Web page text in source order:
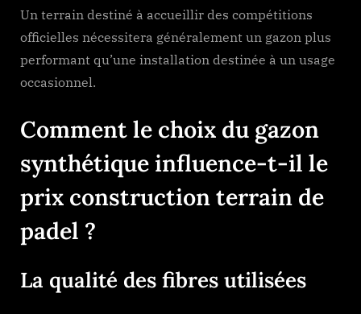
Un terrain destiné à accueillir des compétitions
officielles nécessitera généralement un gazon plus
performant qu’une installation destinée à un usage
occasionnel.
Comment le choix du gazon
synthétique influence-t-il le
prix construction terrain de
padel ?
La qualité des fibres utilisées